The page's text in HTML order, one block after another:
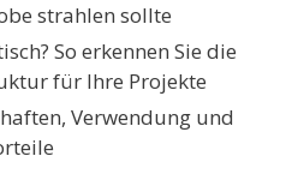
strahlen sollte
So erkennen Sie die
für Ihre Projekte
Verwendung und